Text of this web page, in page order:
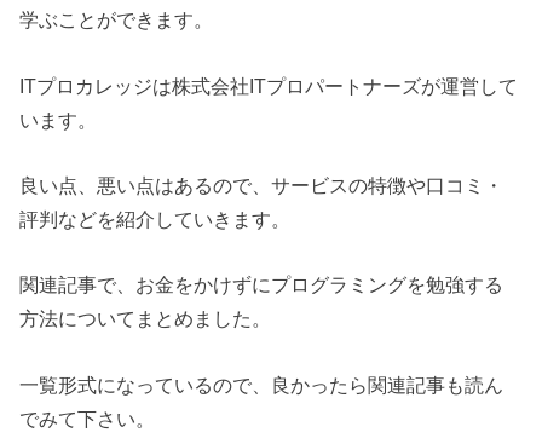
学ぶことができます。
ITプロカレッジは株式会社ITプロパートナーズが運営して
います。
良い点、悪い点はあるので、サービスの特徴や口コミ・
評判などを紹介していきます。
関連記事で、お金をかけずにプログラミングを勉強する
方法についてまとめました。
一覧形式になっているので、良かったら関連記事も読ん
でみて下さい。